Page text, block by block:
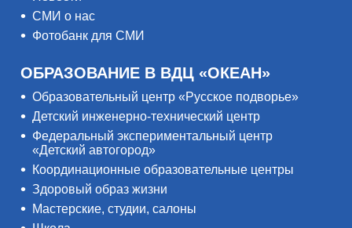
СМИ о нас
Фотобанк для СМИ
ОБРАЗОВАНИЕ В ВДЦ «ОКЕАН»
Образовательный центр «Русское подворье»
Детский инженерно-технический центр
Федеральный экспериментальный центр
«Детский автогород»
Координационные образовательные центры
Здоровый образ жизни
Мастерские, студии, салоны